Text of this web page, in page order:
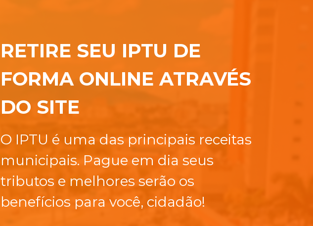
RETIRE SEU IPTU DE
FORMA ONLINE ATRAVÉS
DO SITE
O IPTU é uma das principais receitas
municipais. Pague em dia seus
tributos e melhores serão os
benefícios para você, cidadão!